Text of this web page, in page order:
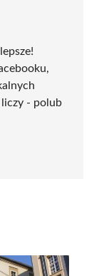
- polub